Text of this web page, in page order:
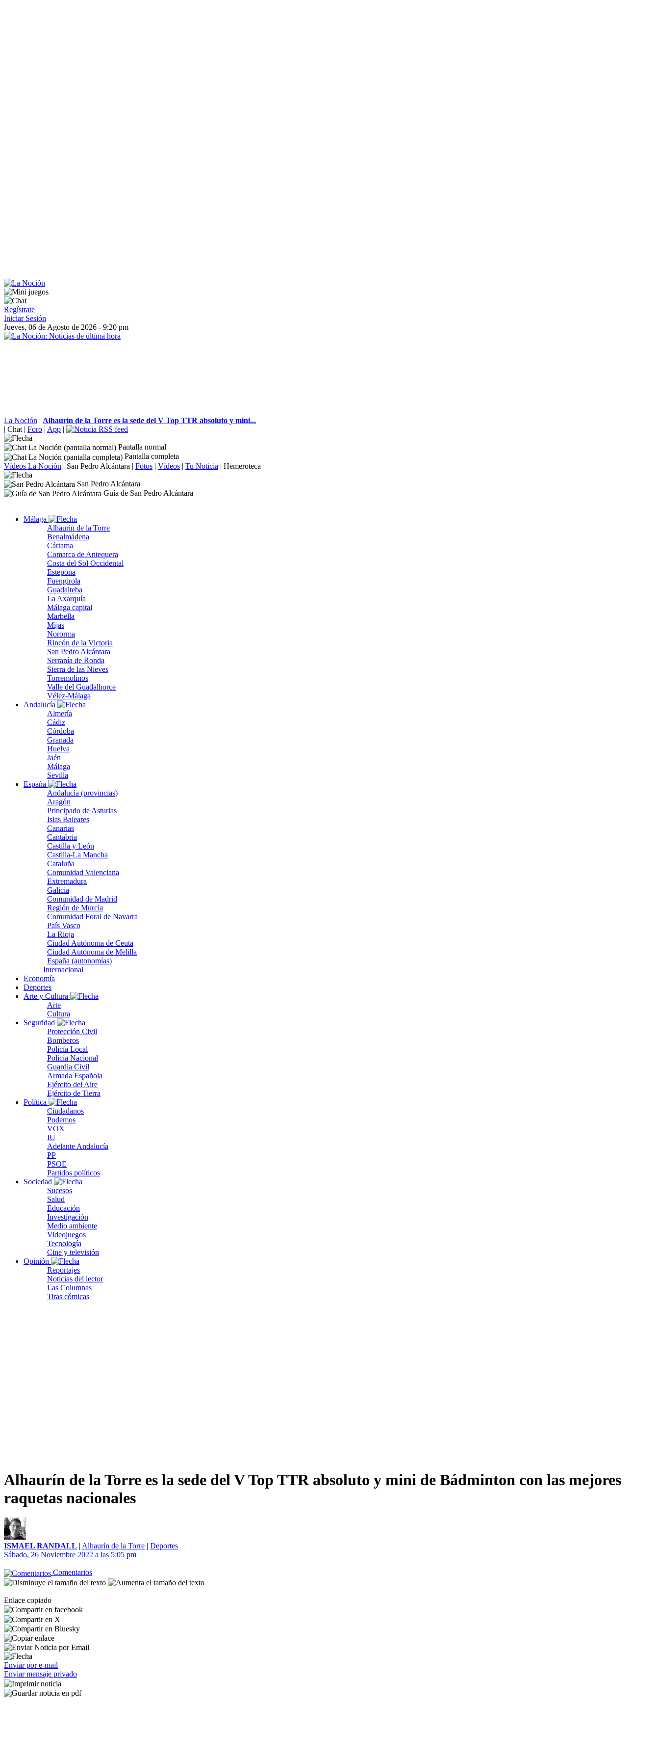
Regístrate
Iniciar Sesión
Jueves, 06 de Agosto de 2026 - 9:20 pm
La Noción | Alhaurín de la Torre es la sede del V Top TTR absoluto y mini...
| Chat | Foro | App |
Pantalla normal
Pantalla completa
Vídeos La Noción | San Pedro Alcántara | Fotos | Vídeos | Tu Noticia | Hemeroteca
San Pedro Alcántara
Guía de San Pedro Alcántara
Málaga
Alhaurín de la Torre
Benalmádena
Cártama
Comarca de Antequera
Costa del Sol Occidental
Estepona
Fuengirola
Guadalteba
La Axarquía
Málaga capital
Marbella
Mijas
Nororma
Rincón de la Victoria
San Pedro Alcántara
Serranía de Ronda
Sierra de las Nieves
Torremolinos
Valle del Guadalhorce
Vélez-Málaga
Andalucía
Almería
Cádiz
Córdoba
Granada
Huelva
Jaén
Málaga
Sevilla
España
Andalucía (provincias)
Aragón
Principado de Asturias
Islas Baleares
Canarias
Cantabria
Castilla y León
Castilla-La Mancha
Cataluña
Comunidad Valenciana
Extremadura
Galicia
Comunidad de Madrid
Región de Murcia
Comunidad Foral de Navarra
País Vasco
La Rioja
Ciudad Autónoma de Ceuta
Ciudad Autónoma de Melilla
España (autonomías)
Internacional
Economía
Deportes
Arte y Cultura
Arte
Cultura
Seguridad
Protección Civil
Bomberos
Policía Local
Policía Nacional
Guardia Civil
Armada Española
Ejército del Aire
Ejército de Tierra
Política
Ciudadanos
Podemos
VOX
IU
Adelante Andalucía
PP
PSOE
Partidos políticos
Sociedad
Sucesos
Salud
Educación
Investigación
Medio ambiente
Videojuegos
Tecnología
Cine y televisión
Opinión
Reportajes
Noticias del lector
Las Columnas
Tiras cómicas
Alhaurín de la Torre es la sede del V Top TTR absoluto y mini de Bádminton con las mejores
raquetas nacionales
ISMAEL RANDALL | Alhaurín de la Torre | Deportes
Sábado, 26 Noviembre 2022 a las 5:05 pm
Comentarios
Enlace copiado
Enviar por e-mail
Enviar mensaje privado